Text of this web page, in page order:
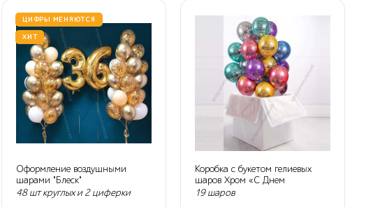
ЦИФРЫ МЕНЯЮТСЯ
ХИТ
Оформление воздушными
шарами "Блеск"
48 шт круглых и 2 циферки
Коробка с букетом гелиевых
шаров Хром «С Днем
Рождения!»
19 шаров